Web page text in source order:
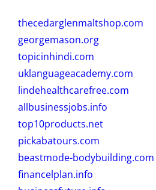
thecedarglenmaltshop.com
georgemason.org
topicinhindi.com
uklanguageacademy.com
lindehealthcarefree.com
allbusinessjobs.info
top10products.net
pickabatours.com
beastmode-bodybuilding.com
financelplan.info